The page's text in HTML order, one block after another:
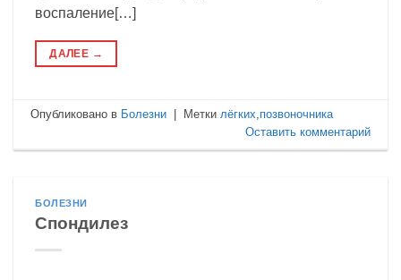
воспаление[…]
ДАЛЕЕ →
Опубликовано в Болезни Метки лёгких позвоночника
Оставить комментарий
БОЛЕЗНИ
Спондилез